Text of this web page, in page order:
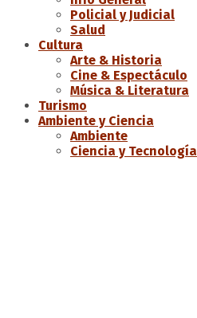
Policial y Judicial
Salud
Cultura
Arte & Historia
Cine & Espectáculo
Música & Literatura
Turismo
Ambiente y Ciencia
Ambiente
Ciencia y Tecnología